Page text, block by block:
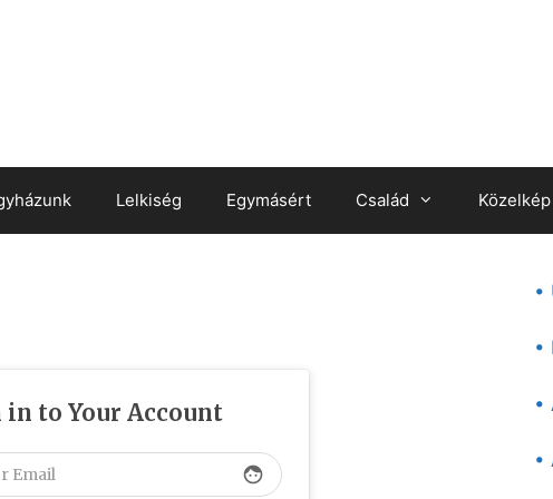
Lelkiség Egymásért Család Közelkép
in to Your Account
face
•
•
•
•